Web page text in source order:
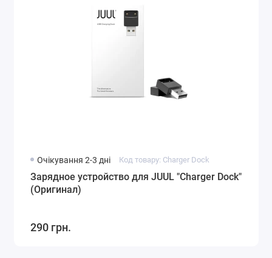
Очікування 2-3 дні Код товару: Charger Dock
Зарядное устройство для JUUL "Charger Dock"
(Оригинал)
290 грн.